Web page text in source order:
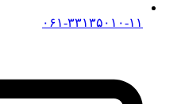
۰۶۱-۳۳۱۳۵۰۱۰-۱۱